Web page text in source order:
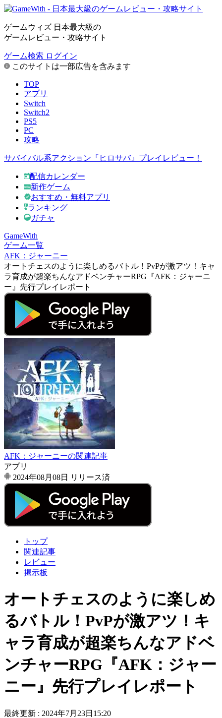
ゲームウィズ 日本最大級の
ゲームレビュー・攻略サイト
ゲーム検索 ログイン
このサイトは一部広告を含みます
TOP
アプリ
Switch
Switch2
PS5
PC
攻略
サバイバル系アクション『ヒロサバ』プレイレビュー！
配信カレンダー
新作ゲーム
おすすめ・無料アプリ
ランキング
ガチャ
GameWith
ゲーム一覧
AFK：ジャーニー
オートチェスのように楽しめるバトル！PvPが激アツ！キャ
ラ育成が超楽ちんなアドベンチャーRPG『AFK：ジャーニ
ー』先行プレイレポート
AFK：ジャーニーの関連記事
アプリ
2024年08月08日
リリース済
トップ
関連記事
レビュー
掲示板
オートチェスのように楽しめ
るバトル！PvPが激アツ！キ
ャラ育成が超楽ちんなアドベ
ンチャーRPG『AFK：ジャー
ニー』先行プレイレポート
最終更新 : 2024年7月23日15:20